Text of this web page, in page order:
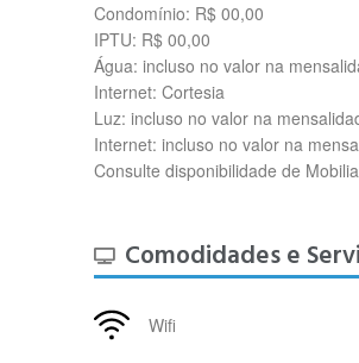
Condomínio: R$ 00,00
IPTU: R$ 00,00
Água: incluso no valor na
Internet: Cortesia
Luz: incluso no valor na
Internet: incluso no valor na
Consulte disponibilidade de
Comodidades e
Wifi